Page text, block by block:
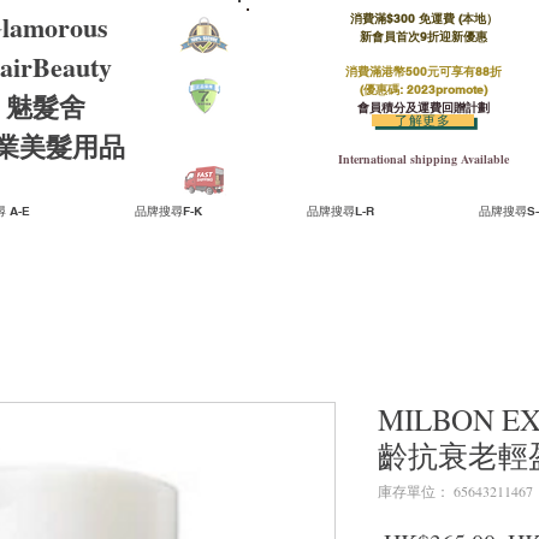
魅髮舍
美髮用品
消費滿$300 免運費 (本地）​
新會員首次9折迎新優惠
消費滿港幣500元可享有88折
(優惠碼: 2023promote)
會員積分及運費回贈計劃
International shipping Available
了解更多
A-E 品牌搜尋F-K 品牌搜尋L-R 品牌搜尋
MILBON
齡抗衰老輕
庫存單位： 65643211467